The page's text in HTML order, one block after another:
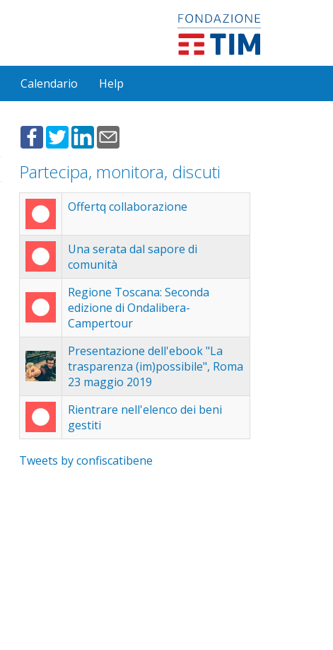
Calendario Help
Partecipa, monitora, discuti
Offertq collaborazione
Una serata dal sapore di
comunità
Regione Toscana: Seconda
edizione di Ondalibera-
Campertour
Presentazione dell'ebook "La
trasparenza (im)possibile", Roma
23 maggio 2019
Rientrare nell'elenco dei beni
gestiti
Tweets by confiscatibene